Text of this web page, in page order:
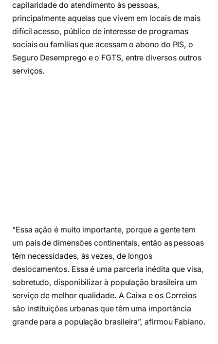
capilaridade do atendimento às pessoas,
principalmente aquelas que vivem em locais de mais
difícil acesso, público de interesse de programas
sociais ou famílias que acessam o abono do PIS, o
Seguro Desemprego e o FGTS, entre diversos outros
serviços.
“Essa ação é muito importante, porque a gente tem
um país de dimensões continentais, então as pessoas
têm necessidades, às vezes, de longos
deslocamentos. Essa é uma parceria inédita que visa,
sobretudo, disponibilizar à população brasileira um
serviço de melhor qualidade. A Caixa e os Correios
são instituições urbanas que têm uma importância
grande para a população brasileira”, afirmou Fabiano.